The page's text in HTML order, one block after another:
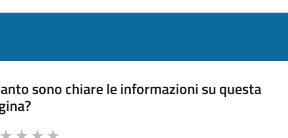
sono chiare le informazioni su questa
da 1 a 5 stelle la pagina